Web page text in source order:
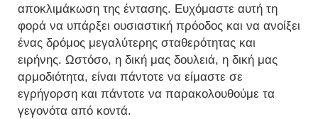
αποκλιμάκωση της έντασης. Ευχόμαστε αυτή τη
φορά να υπάρξει ουσιαστική πρόοδος και να ανοίξει
ένας δρόμος μεγαλύτερης σταθερότητας και
ειρήνης. Ωστόσο, η δική μας δουλειά, η δική μας
αρμοδιότητα, είναι πάντοτε να είμαστε σε
εγρήγορση και πάντοτε να παρακολουθούμε τα
γεγονότα από κοντά.